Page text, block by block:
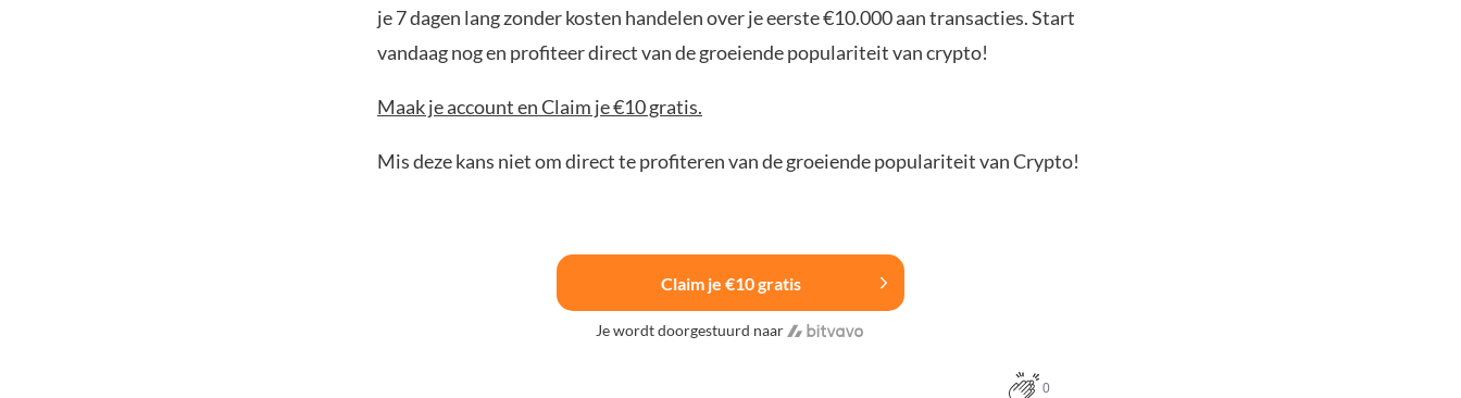
je 7 dagen lang zonder kosten handelen over je eerste €10.000 aan transacties. Start
vandaag nog en profiteer direct van de groeiende populariteit van crypto!
Maak je account en Claim je €10 gratis.
Mis deze kans niet om direct te profiteren van de groeiende populariteit van Crypto!
Claim je €10 gratis
Je wordt doorgestuurd naar
0